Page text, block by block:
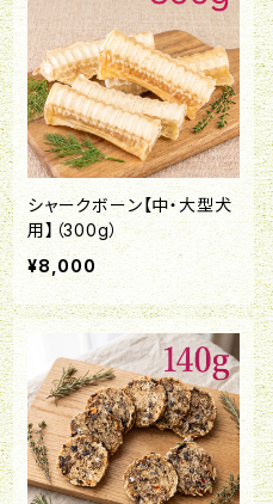
シャークボーン【中・大型犬
用】（300g）
¥8,000